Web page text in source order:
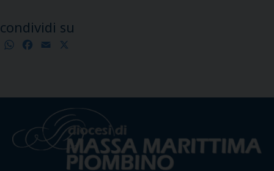
condividi su
WhatsApp
Facebook
Email